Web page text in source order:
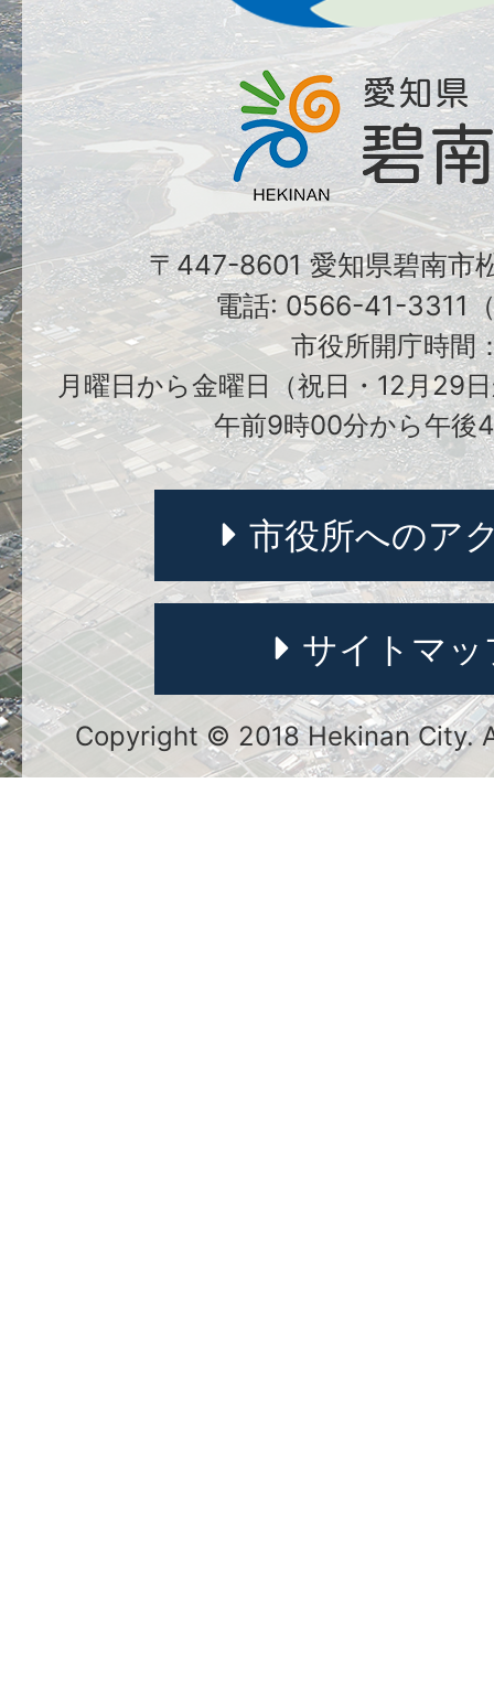
〒447-8601 愛知県碧南市
電話: 0566-41-3311
市役所開庁時間
月曜日から金曜日（祝日・12月29
午前9時00分から午後
市役所へのア
サイトマッ
Copyright © 2018 Hekinan City.